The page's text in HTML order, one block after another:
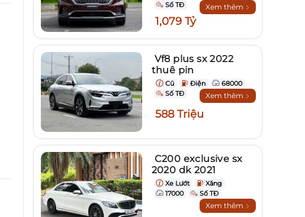
Số TĐ
Xem thêm
1,079 Tỷ
Vf8 plus sx 2022
thuê pin
Cũ Điện
68000
Số TĐ
Xem thêm
588 Triệu
C200 exclusive sx
2020 dk 2021
Xe Lướt
Xăng
17000
Số TĐ
Xem thêm